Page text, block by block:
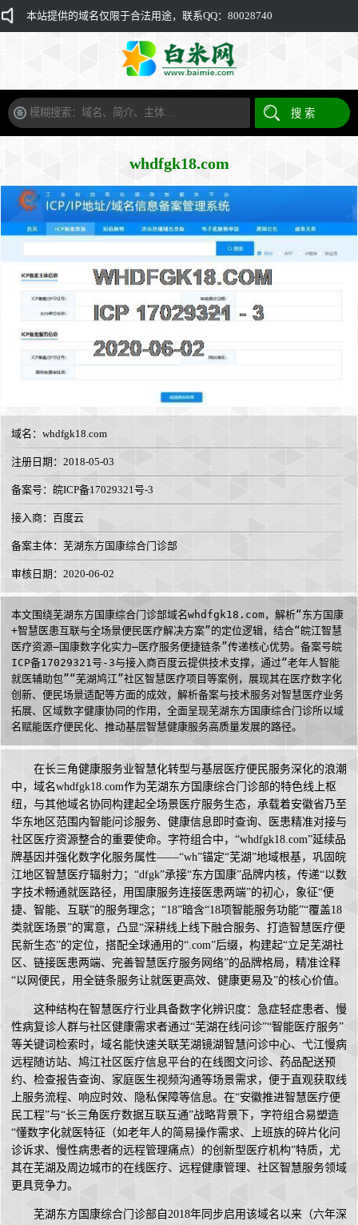
本站提供的域名仅限于合法用途，联系QQ：80028740
whdfgk18.com
域名： whdfgk18.com
注册日期：2018-05-03
备案号：皖ICP备17029321号-3
接入商： 百度云
备案主体：芜湖东方国康综合门诊部
审核日期：2020-06-02
本文围绕芜湖东方国康综合门诊部域名whdfgk18.com，解析“东方国康
+智慧医患互联与全场景便民医疗解决方案”的定位逻辑，结合“皖江智慧
医疗资源—国康数字化实力—医疗服务便捷链条”传递核心优势。备案号皖
ICP备17029321号-3与接入商百度云提供技术支撑，通过“老年人智能
就医辅助包”“芜湖鸠江”社区智慧医疗项目等案例，展现其在医疗数字化
创新、便民场景适配等方面的成效，解析备案与技术服务对智慧医疗业务
拓展、区域数字健康协同的作用，全面呈现芜湖东方国康综合门诊所以域
名赋能医疗便民化、推动基层智慧健康服务高质量发展的路径。
在长三角健康服务业智慧化转型与基层医疗便民服务深化的浪潮
中，域名whdfgk18.com作为芜湖东方国康综合门诊部的特色线上枢
纽，与其他域名协同构建起全场景医疗服务生态，承载着安徽省乃至
华东地区范围内智能问诊服务、健康信息即时查询、医患精准对接与
社区医疗资源整合的重要使命。字符组合中，“whdfgk18.com”延续品
牌基因并强化数字化服务属性——“wh”锚定“芜湖”地域根基，巩固皖
江地区智慧医疗辐射力；“dfgk”承接“东方国康”品牌内核，传递“以数
字技术畅通就医路径，用国康服务连接医患两端”的初心，象征“便
捷、智能、互联”的服务理念；“18”暗含“18项智能服务功能”“覆盖18
类就医场景”的寓意，凸显“深耕线上线下融合服务、打造智慧医疗便
民新生态”的定位，搭配全球通用的“.com”后缀，构建起“立足芜湖社
区、链接医患两端、完善智慧医疗服务网络”的品牌格局，精准诠释
“以网便民，用全链条服务让就医更高效、健康更易及”的核心价值。
这种结构在智慧医疗行业具备数字化辨识度：急症轻症患者、慢
性病复诊人群与社区健康需求者通过“芜湖在线问诊”“智能医疗服务”
等关键词检索时，域名能快速关联芜湖镜湖智慧问诊中心、弋江慢病
远程随访站、鸠江社区医疗信息平台的在线图文问诊、药品配送预
约、检查报告查询、家庭医生视频沟通等场景需求，便于直观获取线
上服务流程、响应时效、隐私保障等信息。在“安徽推进智慧医疗便
民工程”与“长三角医疗数据互联互通”战略背景下，字符组合易塑造
“懂数字化就医特征（如老年人的简易操作需求、上班族的碎片化问
诊诉求、慢性病患者的远程管理痛点）的创新型医疗机构”特质，尤
其在芜湖及周边城市的在线医疗、远程健康管理、社区智慧服务领域
更具竞争力。
芜湖东方国康综合门诊部自2018年同步启用该域名以来（六年深